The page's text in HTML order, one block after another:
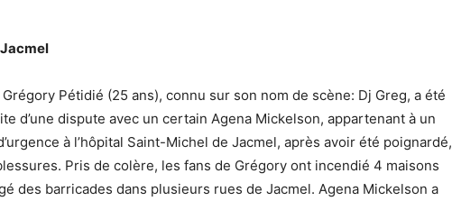
Pétidié (25 ans), connu sur son nom de scène: Dj Greg, a été
d’une dispute avec un certain Agena Mickelson, appartenant à un
à l’hôpital Saint-Michel de Jacmel, après avoir été poignardé,
Pris de colère, les fans de Grégory ont incendié 4 maisons
des barricades dans plusieurs rues de Jacmel. Agena Mickelson a